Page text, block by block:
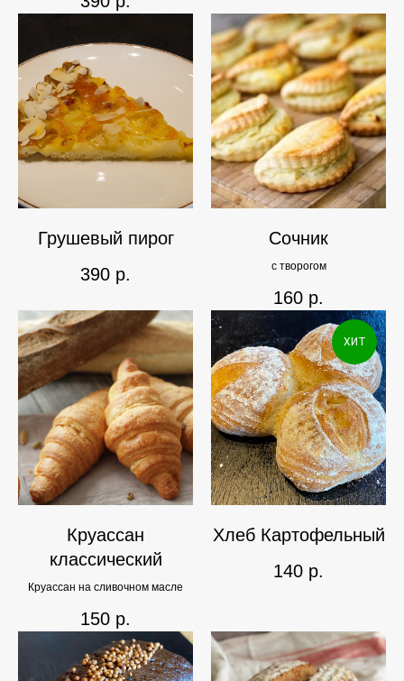
Грушевый пирог
390 р.
Сочник
с творогом
160 р.
Круассан
классический
Круассан на сливочном масле
150 р.
ХИТ
Хлеб Картофельный
140 р.